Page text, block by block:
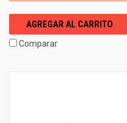
AGREGAR AL CARRITO
Comparar